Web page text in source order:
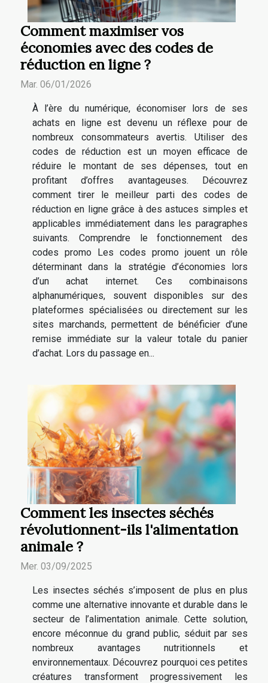
Comment maximiser vos
économies avec des codes de
réduction en ligne ?
Mar. 06/01/2026
À l’ère du numérique, économiser lors de ses
achats en ligne est devenu un réflexe pour de
nombreux consommateurs avertis. Utiliser des
codes de réduction est un moyen efficace de
réduire le montant de ses dépenses, tout en
profitant d’offres avantageuses. Découvrez
comment tirer le meilleur parti des codes de
réduction en ligne grâce à des astuces simples et
applicables immédiatement dans les paragraphes
suivants. Comprendre le fonctionnement des
codes promo Les codes promo jouent un rôle
déterminant dans la stratégie d’économies lors
d’un achat internet. Ces combinaisons
alphanumériques, souvent disponibles sur des
plateformes spécialisées ou directement sur les
sites marchands, permettent de bénéficier d’une
remise immédiate sur la valeur totale du panier
d’achat. Lors du passage en...
Comment les insectes séchés
révolutionnent-ils l'alimentation
animale ?
Mer. 03/09/2025
Les insectes séchés s’imposent de plus en plus
comme une alternative innovante et durable dans le
secteur de l’alimentation animale. Cette solution,
encore méconnue du grand public, séduit par ses
nombreux avantages nutritionnels et
environnementaux. Découvrez pourquoi ces petites
créatures transforment progressivement les